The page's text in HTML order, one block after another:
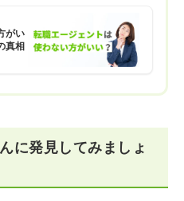
がい
真相
に発見してみましょ